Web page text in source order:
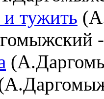
тужить